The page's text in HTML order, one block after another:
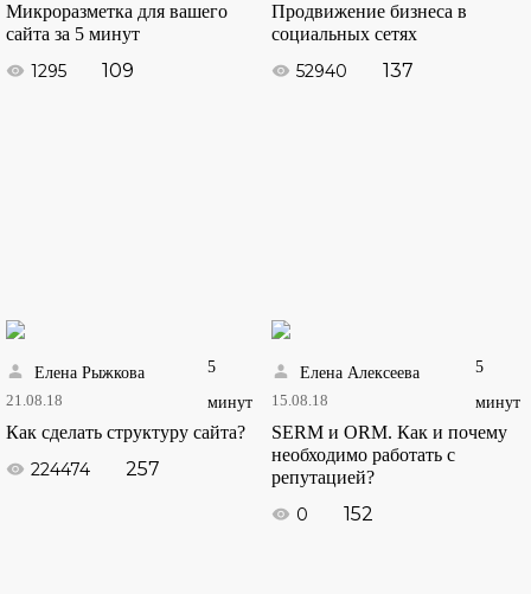
Микроразметка для вашего
сайта за 5 минут
1295 109
Продвижение бизнеса в
социальных сетях
52940 137
Елена Рыжкова
21.08.18
5
минут
Как сделать структуру сайта?
224474 257
Елена Алексеева
15.08.18
5
минут
SERM и ORM. Как и почему
необходимо работать с
репутацией?
0 152